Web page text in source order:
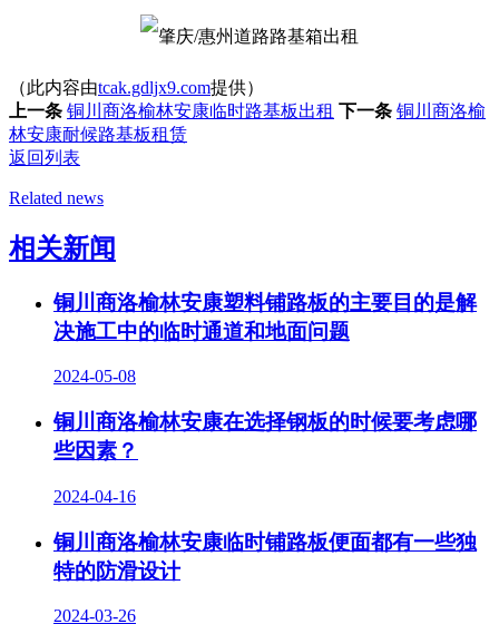
（此内容由tcak.gdljx9.com提供）
上一条 铜川商洛榆林安康临时路基板出租 下一条 铜川商洛榆
林安康耐候路基板租赁
返回列表
Related news
相关新闻
铜川商洛榆林安康塑料铺路板的主要目的是解
决施工中的临时通道和地面问题
2024-05-08
铜川商洛榆林安康在选择钢板的时候要考虑哪
些因素？
2024-04-16
铜川商洛榆林安康临时铺路板便面都有一些独
特的防滑设计
2024-03-26